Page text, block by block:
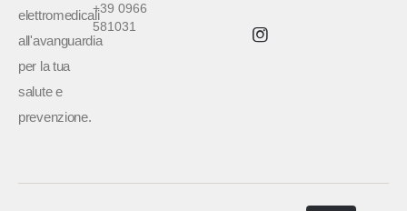
elettromedicali
all'avanguardia
per la tua
salute e
prevenzione.
+39 0966
581031